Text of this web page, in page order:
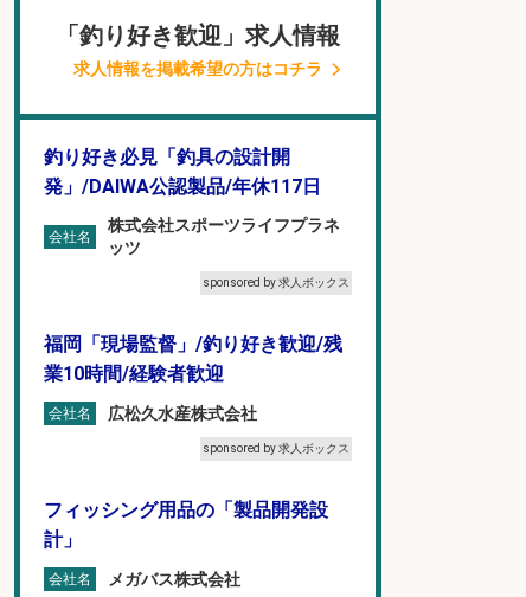
「釣り好き歓迎」求人情報
求人情報を掲載希望の方はコチラ
釣り好き必見「釣具の設計開
発」/DAIWA公認製品/年休117日
会社名
株式会社スポーツライフプラネ
ッツ
sponsored by 求人ボックス
福岡「現場監督」/釣り好き歓迎/残
業10時間/経験者歓迎
会社名 広松久水産株式会社
sponsored by 求人ボックス
フィッシング用品の「製品開発設
計」
会社名 メガバス株式会社